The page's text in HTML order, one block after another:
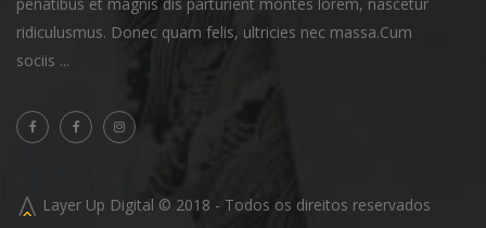
ridiculusmus. Donec quam felis, ultricies nec massa.Cum
sociis ...
Layer Up Digital © 2018 - Todos os direitos reservados